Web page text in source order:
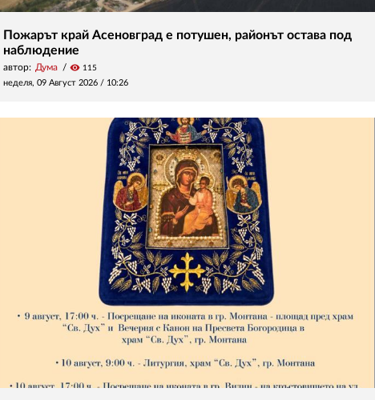
Пожарът край Асеновград е потушен, районът остава под
наблюдение
автор: Дума visibility 115
неделя, 09 Август 2026 / 10:26